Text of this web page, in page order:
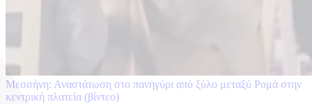
Μεσσήνη: Αναστάτωση στο πανηγύρι από ξύλο μεταξύ Ρομά στην
κεντρική πλατεία (βίντεο)